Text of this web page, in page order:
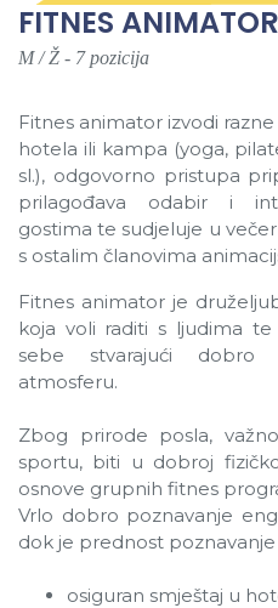
FITNES ANIMATOR
M / Ž - 7 pozicija
Fitnes animator izvodi
hotela ili kampa (yoga,
sl.), odgovorno pristupa
prilagođava odabir i
gostima te sudjeluje u
s ostalim članovima
Fitnes animator je
koja voli raditi s ljudima
sebe stvarajući dobro
atmosferu.
Zbog prirode posla,
sportu, biti u dobroj
osnove grupnih fitnes
Vrlo dobro poznavanje
dok je prednost
osiguran smještaj u